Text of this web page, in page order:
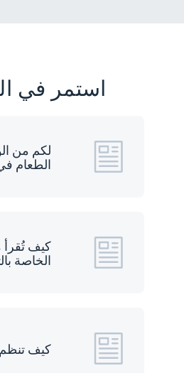
استمر في
لكم من
الطعام
كيف
الخاصة
كيف